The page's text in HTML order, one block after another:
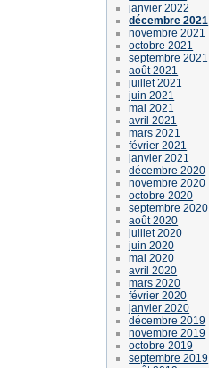
janvier 2022
décembre 2021
novembre 2021
octobre 2021
septembre 2021
août 2021
juillet 2021
juin 2021
mai 2021
avril 2021
mars 2021
février 2021
janvier 2021
décembre 2020
novembre 2020
octobre 2020
septembre 2020
août 2020
juillet 2020
juin 2020
mai 2020
avril 2020
mars 2020
février 2020
janvier 2020
décembre 2019
novembre 2019
octobre 2019
septembre 2019